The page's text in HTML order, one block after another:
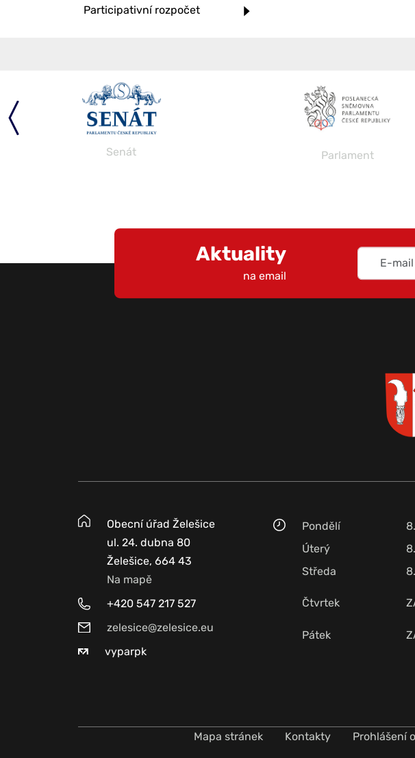
Participativní rozpočet
Senát Parlament
Aktuality
na email
Obecní úřad Želešice
ul. 24. dubna 80
Želešice, 664 43
Na mapě
+420 547 217 527
zelesice@zelesice.eu
vyparpk
Pondělí
Úterý
Středa
Čtvrtek
Pátek
Mapa stránek Kontakty Prohlášení